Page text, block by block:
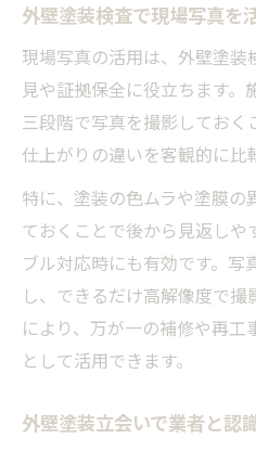
外壁塗装検査で現場写真を
現場写真の活用は、外壁塗
見や証拠保全に役立ちます。
三段階で写真を撮影しておく
仕上がりの違いを客観的に比
特に、塗装の色ムラや塗膜の
ておくことで後から見返し
ブル対応時にも有効です。写
し、できるだけ高解像度で
により、万が一の補修や再
として活用できます。
外壁塗装立会いで業者と認